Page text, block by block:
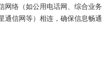
网络（如公用电话网、 综合业务
通信网等）相连，确保信息畅通